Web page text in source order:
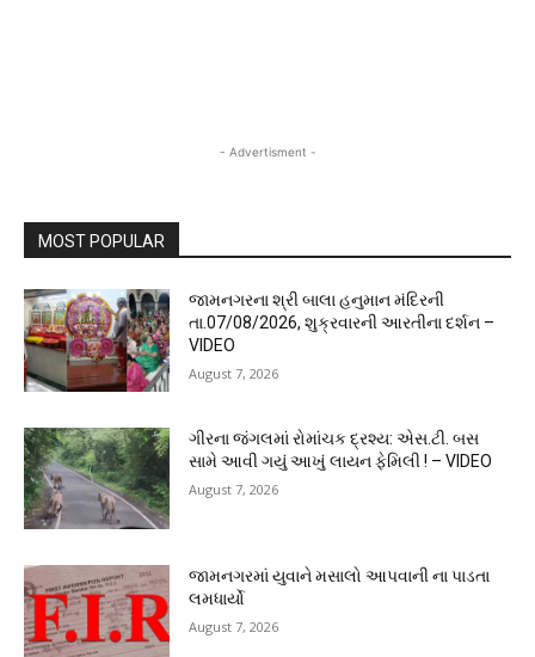
- Advertisment -
MOST POPULAR
જામનગરના શ્રી બાલા હનુમાન મંદિરની
તા.07/08/2026, શુક્રવારની આરતીના દર્શન –
VIDEO
August 7, 2026
ગીરના જંગલમાં રોમાંચક દ્રશ્ય: એસ.ટી. બસ
સામે આવી ગયું આખું લાયન ફેમિલી ! – VIDEO
August 7, 2026
જામનગરમાં યુવાને મસાલો આપવાની ના પાડતા
લમધાર્યો
August 7, 2026